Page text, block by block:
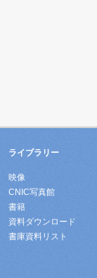
ライブラリー
映像
CNIC写真館
書籍
資料ダウンロード
書庫資料リスト